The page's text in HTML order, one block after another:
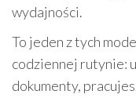
wydajności.
To jeden z tych
codziennej rutynie:
dokumenty,